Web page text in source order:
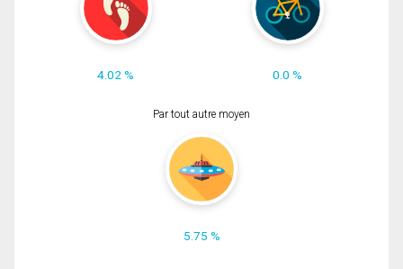
4.02 % 0.0 %
Par tout autre moyen
5.75 %